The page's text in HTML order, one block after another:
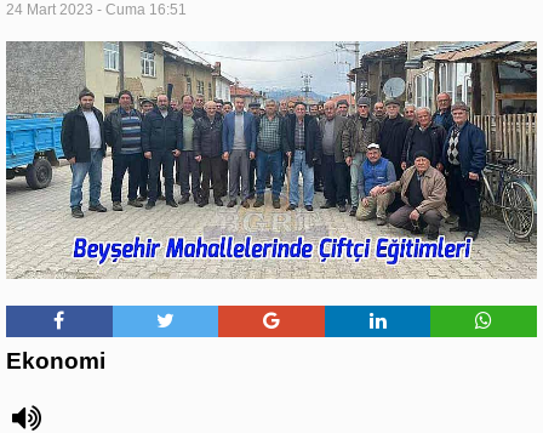
24 Mart 2023 - Cuma 16:51
Ekonomi